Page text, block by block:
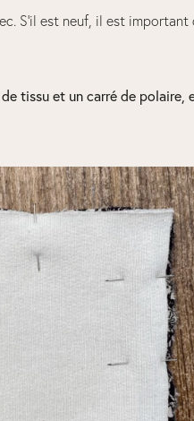
S’il est neuf, il est important
tissu et un carré de